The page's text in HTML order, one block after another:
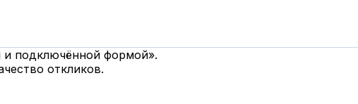
подключённой формой».
откликов.